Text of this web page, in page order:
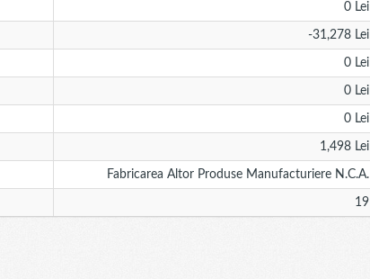
0 Lei
-31,278 Lei
0 Lei
0 Lei
0 Lei
1,498 Lei
Fabricarea Altor Produse Manufacturiere N.c.a.
19